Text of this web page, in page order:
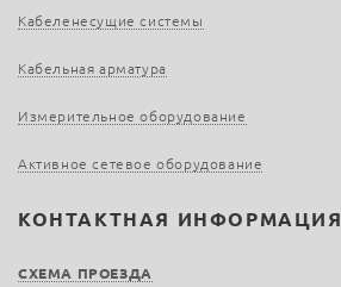
Кабеленесущие системы
Кабельная арматура
Измерительное оборудование
Активное сетевое оборудование
КОНТАКТНАЯ ИНФОРМАЦИЯ
СХЕМА ПРОЕЗДА